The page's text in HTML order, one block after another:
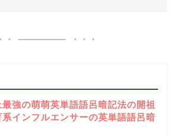
強の萌萌英単語語呂暗記法の開祖
インフルエンサーの英単語語呂暗